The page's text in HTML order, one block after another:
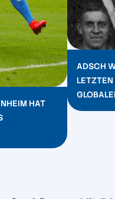
HAT
ADSCH
LETZTEN